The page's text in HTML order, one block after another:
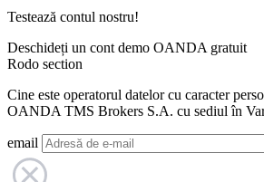
Testează contul nostru!
Deschideți un cont demo OANDA gratuit
Rodo section
Cine este operatorul datelor cu caracter
OANDA TMS Brokers S.A. cu sediul în
email